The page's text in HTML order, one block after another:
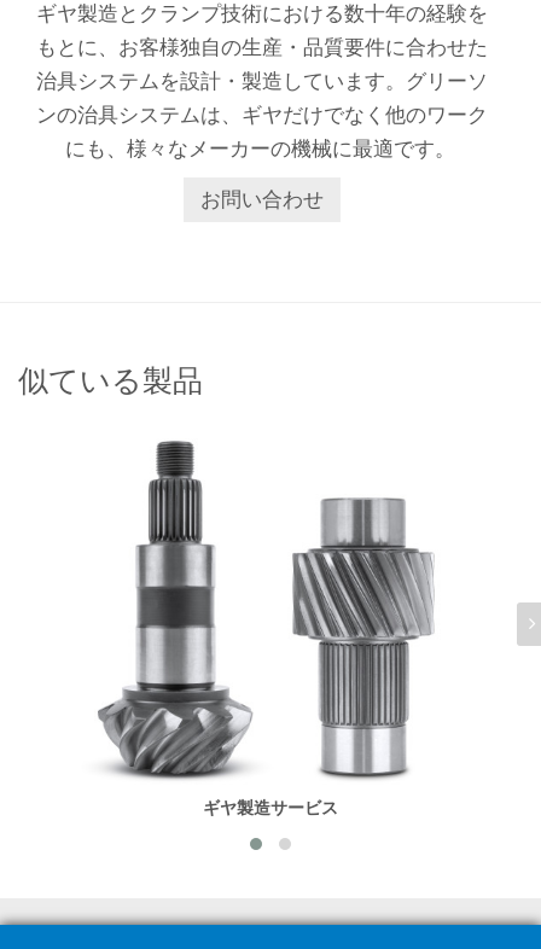
ギヤ製造とクランプ技術における数十年の経験を
もとに、お客様独自の生産・品質要件に合わせた
治具システムを設計・製造しています。グリーソ
ンの治具システムは、ギヤだけでなく他のワーク
にも、様々なメーカーの機械に最適です。
お問い合わせ
似ている製品
ギヤ製造サービス